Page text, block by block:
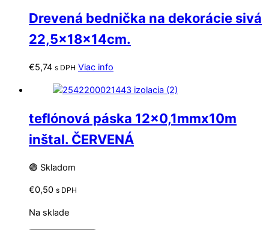
Drevená bednička na dekorácie sivá
22,5x18x14cm.
€5,74 s DPH Viac info
teflónová páska 12×0,1mmx10m
inštal. ČERVENÁ
🟢 Skladom
€0,50 s DPH
Na sklade